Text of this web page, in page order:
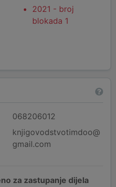
2021 - broj
blokada 1
068206012
knjigovodstvotimdoo@
gmail.com
za zastupanje dijela